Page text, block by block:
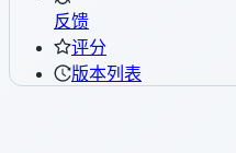
反馈
评分
版本列表